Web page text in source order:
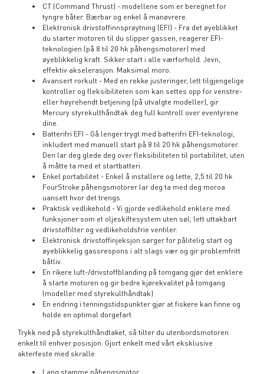
CT (Command Thrust) - modellene som er beregnet for
tyngre båter. Bærbar og enkel å manøvrere.
Elektronisk drivstoffinnsprøytning (EFI) - Fra det øyeblikket
du starter motoren til du slipper gassen, reagerer EFI-
teknologien (på 8 til 20 hk påhengsmotorer) med
øyeblikkelig kraft. Sikker start i alle værforhold. Jevn,
effektiv akselerasjon. Maksimal moro.
Avansert rorkult - Med en rekke justeringer, lett tilgjengelige
kontroller og fleksibiliteten som kan settes opp for venstre-
eller høyrehendt betjening (på utvalgte modeller), gir
Mercury styrekulthåndtak deg full kontroll over eventyrene
dine.
Batterifri EFI - Gå lenger trygt med batterifri EFI-teknologi,
inkludert med manuell start på 8 til 20 hk påhengsmotorer.
Den lar deg glede deg over fleksibiliteten til portabilitet, uten
å måtte ta med et startbatteri.
Enkel portabilitet - Enkel å installere og lette, 2,5 til 20 hk
FourStroke påhengsmotorer lar deg ta med deg moroa
uansett hvor det trengs.
Praktisk vedlikehold - Vi gjorde vedlikehold enklere med
funksjoner som et oljeskiftesystem uten søl, lett uttakbart
drivstoffilter og vedlikeholdsfrie ventiler.
Elektronisk drivstoffinjeksjon sørger for pålitelig start og
øyeblikkelig gassrespons i alt slags vær og gir problemfritt
båtliv.
En rikere luft-/drivstoffblanding på tomgang gjør det enklere
å starte motoren og gir bedre kjørekvalitet på tomgang
(modeller med styrekulthåndtak)
En endring i tenningstidspunkter gjør at fiskere kan finne og
holde en optimal dorgefart
Trykk ned på styrekulthåndtaket, så tilter du utenbordsmotoren
enkelttil enhver posisjon. Gjort enkelt med vårt eksklusive
akterfeste med skralle.
Lang stamme påhengsmotor